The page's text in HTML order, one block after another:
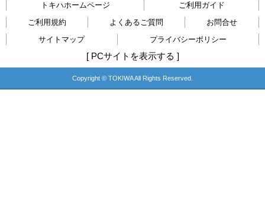
トキハホームページ
ご利用ガイド
ご利用規約
よくあるご質問
お問合せ
サイトマップ
プライバシーポリシー
[ PCサイトを表示する ]
Copyright © TOKIWA All Rights Reserved.